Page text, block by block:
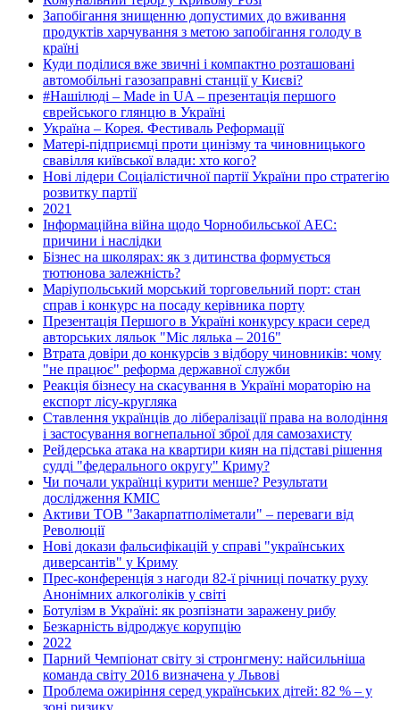
Запобігання знищенню допустимих до вживання
продуктів харчування з метою запобігання голоду в
країні
Куди поділися вже звичні і компактно розташовані
автомобільні газозаправні станції у Києві?
#Нашілюді – Made in UA – презентація першого
єврейського глянцю в Україні
Україна – Корея. Фестиваль Реформації
Матері-підприємці проти цинізму та чиновницького
свавілля київської влади: хто кого?
Нові лідери Соціалістичної партії України про стратегію
розвитку партії
2021
Інформаційна війна щодо Чорнобильської АЕС:
причини і наслідки
Бізнес на школярах: як з дитинства формується
тютюнова залежність?
Маріупольський морський торговельний порт: стан
справ і конкурс на посаду керівника порту
Презентація Першого в Україні конкурсу краси серед
авторських ляльок "Міс лялька – 2016"
Втрата довіри до конкурсів з відбору чиновників: чому
"не працює" реформа державної служби
Реакція бізнесу на скасування в Україні мораторію на
експорт лісу-кругляка
Ставлення українців до лібералізації права на володіння
і застосування вогнепальної зброї для самозахисту
Рейдерська атака на квартири киян на підставі рішення
судді "федерального округу" Криму?
Чи почали українці курити менше? Результати
дослідження КМІС
Активи ТОВ "Закарпатполіметали" – переваги від
Революції
Нові докази фальсифікацій у справі "українських
диверсантів" у Криму
Прес-конференція з нагоди 82-ї річниці початку руху
Анонімних алкоголіків у світі
Ботулізм в Україні: як розпізнати заражену рибу
Безкарність відроджує корупцію
2022
Парний Чемпіонат світу зі стронгмену: найсильніша
команда світу 2016 визначена у Львові
Проблема ожиріння серед українських дітей: 82 % – у
зоні ризику